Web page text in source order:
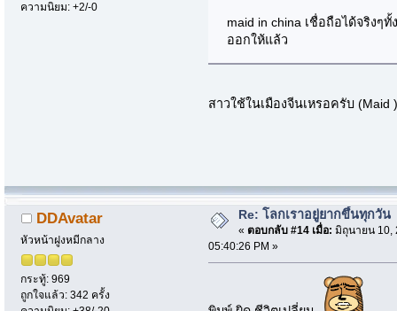
ความนิยม: +2/-0
maid in china เชื่อถือได้จริง
ออกให้แล้ว
สาวใช้ในเมืองจีนเหรอครับ
DDAvatar
หัวหน้าฝูงหมีกลาง
กระทู้: 969
ถูกใจแล้ว: 342 ครั้ง
Re: โลกเราอยู่ยากขึ้นทุกวัน
« ตอบกลับ #14 เมื่อ: มิถุนายน 10,
05:40:26 PM »